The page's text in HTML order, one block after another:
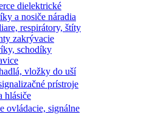
dielektrické
a nosiče náradia
respirátory, štíty
zakrývacie
schodíky
vložky do uší
prístroje
hlásiče
ovládacie, signálne